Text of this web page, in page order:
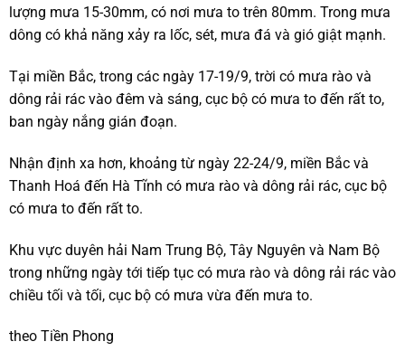
lượng mưa 15-30mm, có nơi mưa to trên 80mm. Trong mưa
dông có khả năng xảy ra lốc, sét, mưa đá và gió giật mạnh.
Tại miền Bắc, trong các ngày 17-19/9, trời có mưa rào và
dông rải rác vào đêm và sáng, cục bộ có mưa to đến rất to,
ban ngày nắng gián đoạn.
Nhận định xa hơn, khoảng từ ngày 22-24/9, miền Bắc và
Thanh Hoá đến Hà Tĩnh có mưa rào và dông rải rác, cục bộ
có mưa to đến rất to.
Khu vực duyên hải Nam Trung Bộ, Tây Nguyên và Nam Bộ
trong những ngày tới tiếp tục có mưa rào và dông rải rác vào
chiều tối và tối, cục bộ có mưa vừa đến mưa to.
theo Tiền Phong